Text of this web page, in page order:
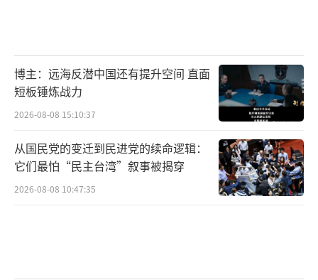
博主：远海反潜中国还有提升空间 直面
短板锤炼战力
2026-08-08 15:10:37
从国民党的变迁到民进党的续命逻辑：
它们最怕“民主台湾”叙事被揭穿
2026-08-08 10:47:35